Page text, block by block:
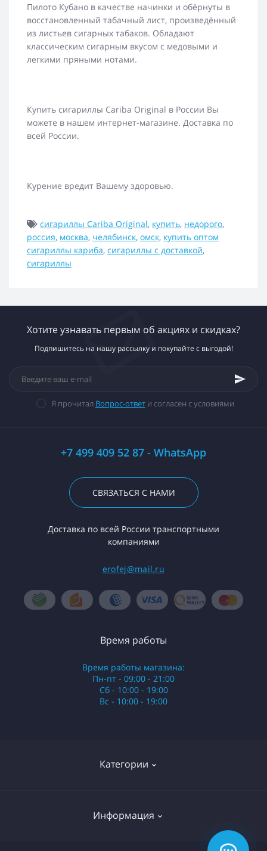
Пилото Кубано в качестве начинки и обёрнуты в
восстановленный табачный лист, произведённый
из листьев сигарных табаков. Обладают
классическим сигарным вкусом с медовыми и
легкими пряными нотами.
Купить сигариллы Cariba Original в России Вы
можете в нашем интернет-магазине. Доставка по
всей России.
Курение вредит Вашему здоровью.
сигариллы Cariba Original, купить, недорого,
россия, москва, челябинск, омск, купить оптом
сигариллы кариба, сигариллы с доставкой,
сигариллы
Хотите узнавать первым об акциях и скидках?
Подпишитесь на нашу рассылку и покупайте с выгодой!
Я прочитал Вопрос-ответи согласен с условиями
+7 499 409 52 87 - WhatsApp
СВЯЗАТЬСЯ С НАМИ
Доставка по всей России транспортными
компаниями
erofej@mail.ru
Категории
Информация
Время работы
Время работы магазина:
Пн-пт - 09:00 - 21:00
Сб - 10:00 - 19:00
Вс - 10:00 - 19:00